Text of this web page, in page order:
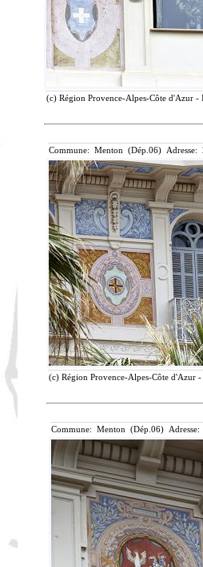
(c) Région Provence-Alpes-Côte d'Azur
Commune: Menton (Dép.06) Adresse:
(c) Région Provence-Alpes-Côte d'Azur
Commune: Menton (Dép.06) Adresse: